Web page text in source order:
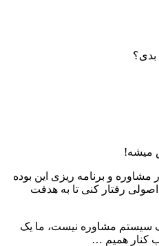
میشه!
تو این ۱۸ سال کار مشاوره و برنامه ریزی این بوده
رفتار کنی تا به هدفت
سیستم مشاوره نیست، ما یک